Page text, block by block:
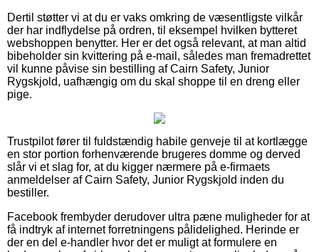
Dertil støtter vi at du er vaks omkring de væsentligste vilkår
der har indflydelse på ordren, til eksempel hvilken bytteret
webshoppen benytter. Her er det også relevant, at man altid
bibeholder sin kvittering på e-mail, således man fremadrettet
vil kunne påvise sin bestilling af Cairn Safety, Junior
Rygskjold, uafhængig om du skal shoppe til en dreng eller
pige.
Trustpilot fører til fuldstændig habile genveje til at kortlægge
en stor portion forhenværende brugeres domme og derved
slår vi et slag for, at du kigger nærmere på e-firmaets
anmeldelser af Cairn Safety, Junior Rygskjold inden du
bestiller.
Facebook frembyder derudover ultra pæne muligheder for at
få indtryk af internet forretningens pålidelighed. Herinde er
der en del e-handler hvor det er muligt at formulere en